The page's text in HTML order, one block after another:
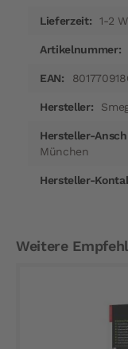
1-2
München
Weitere